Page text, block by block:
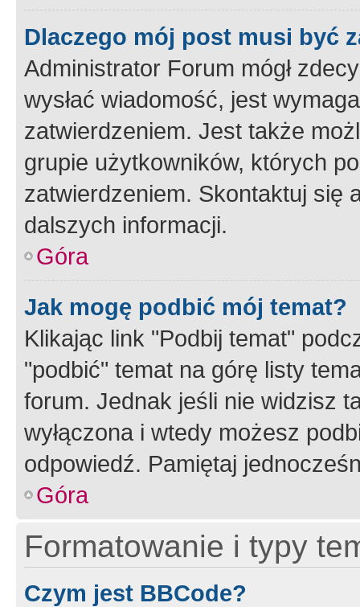
Dlaczego mój post musi być
Administrator Forum mógł
wysłać wiadomość, jest
zatwierdzeniem. Jest także
grupie użytkowników, których
zatwierdzeniem. Skontaktuj się
dalszych informacji.
Góra
Jak mogę podbić mój temat?
Klikając link "Podbij temat"
"podbić" temat na górę listy
forum. Jednak jeśli nie widzisz
wyłączona i wtedy możesz
odpowiedź. Pamiętaj
Góra
Formatowanie i typy
Czym jest BBCode?